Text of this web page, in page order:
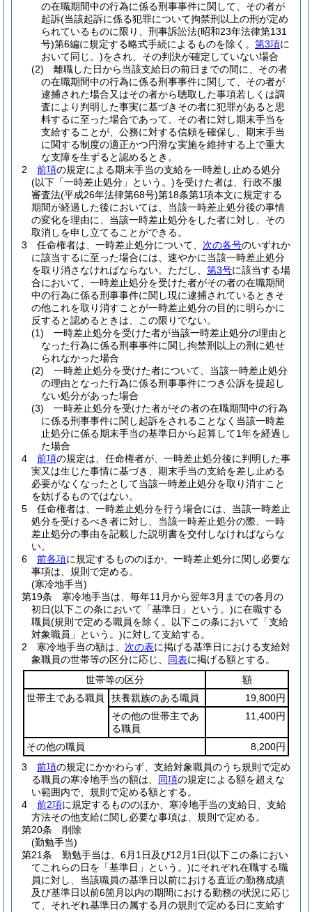
の在職期間中の行為に係る刑事事件に関して、その者が
起訴(当該起訴に係る犯罪について拘禁刑以上の刑が定め
られているものに限り、刑事訴訟法(昭和23年法律第131
号)第6編に規定する略式手続によるものを除く。 第3項に
おいて同じ。)をされ、その判決が確定していない場合
(2)
離職した日から当該支給日の前日までの間に、その者
の在職期間中の行為に係る刑事事件に関して、その者が
逮捕された場合又はその者から聴取した事項若しくは調
査により判明した事実に基づきその者に犯罪があると思
料するに至った場合であって、その者に対し期末手当を
支給することが、公務に対する信頼を確保し、期末手当
に関する制度の適正かつ円滑な実施を維持する上で重大
な支障を生ずると認めるとき。
2
前項の規定による期末手当の支給を一時差し止める処分
(以下「一時差止処分」という。)を受けた者は、行政不服
審査法(平成26年法律第68号)第18条第1項本文に規定する
期間が経過した後においては、当該一時差止処分後の事情
の変化を理由に、当該一時差止処分をした者に対し、その
取消しを申し立てることができる。
3
任命権者は、一時差止処分について、 次の各号のいずれか
に該当するに至った場合には、速やかに当該一時差止処分
を取り消さなければならない。 ただし、 第3号に該当する場
合において、一時差止処分を受けた者がその者の在職期間
中の行為に係る刑事事件に関し現に逮捕されているときそ
の他これを取り消すことが一時差止処分の目的に明らかに
反すると認めるときは、この限りでない。
(1)
一時差止処分を受けた者が当該一時差止処分の理由と
なった行為に係る刑事事件に関し拘禁刑以上の刑に処せ
られなかった場合
(2)
一時差止処分を受けた者について、当該一時差止処分
の理由となった行為に係る刑事事件につき公訴を提起し
ない処分があった場合
(3)
一時差止処分を受けた者がその者の在職期間中の行為
に係る刑事事件に関し起訴をされることなく当該一時差
止処分に係る期末手当の基準日から起算して1年を経過し
た場合
4
前項の規定は、任命権者が、一時差止処分後に判明した事
実又は生じた事情に基づき、期末手当の支給を差し止める
必要がなくなったとして当該一時差止処分を取り消すこと
を妨げるものではない。
5
任命権者は、一時差止処分を行う場合には、当該一時差止
処分を受けるべき者に対し、当該一時差止処分の際、一時
差止処分の事由を記載した説明書を交付しなければならな
い。
6
前各項に規定するもののほか、一時差止処分に関し必要な
事項は、規則で定める。
(寒冷地手当)
第19条
寒冷地手当は、毎年11月から翌年3月までの各月の
初日(以下この条において「基準日」という。)に在職する
職員(規則で定める職員を除く。以下この条において「支給
対象職員」という。)に対して支給する。
2
寒冷地手当の額は、 次の表に掲げる基準日における支給対
象職員の世帯等の区分に応じ、 同表に掲げる額とする。
世帯等の区分
額
世帯主である職員
扶養親族のある職員
19,800円
その他の世帯主であ
る職員
11,400円
その他の職員
8,200円
3
前項の規定にかかわらず、支給対象職員のうち規則で定め
る職員の寒冷地手当の額は、 同項の規定による額を超えな
い範囲内で、規則で定める額とする。
4
前2項に規定するもののほか、寒冷地手当の支給日、支給
方法その他支給に関し必要な事項は、規則で定める。
第20条
削除
(勤勉手当)
第21条
勤勉手当は、6月1日及び12月1日(以下この条におい
てこれらの日を「基準日」という。)にそれぞれ在職する職
員に対し、当該職員の基準日以前における直近の勤務成績
及び基準日以前6箇月以内の期間における勤務の状況に応じ
て、それぞれ基準日の属する月の規則で定める日に支給す